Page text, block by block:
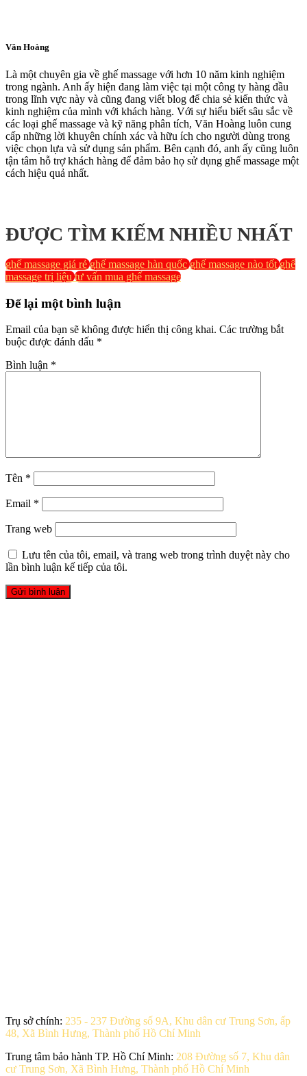
Văn Hoàng
Là một chuyên gia về ghế massage với hơn 10 năm kinh nghiệm
trong ngành. Anh ấy hiện đang làm việc tại một công ty hàng đầu
trong lĩnh vực này và cũng đang viết blog để chia sẻ kiến thức và
kinh nghiệm của mình với khách hàng. Với sự hiểu biết sâu sắc về
các loại ghế massage và kỹ năng phân tích, Văn Hoàng luôn cung
cấp những lời khuyên chính xác và hữu ích cho người dùng trong
việc chọn lựa và sử dụng sản phẩm. Bên cạnh đó, anh ấy cũng luôn
tận tâm hỗ trợ khách hàng để đảm bảo họ sử dụng ghế massage một
cách hiệu quả nhất.
ĐƯỢC TÌM KIẾM NHIỀU NHẤT
ghế massage giá rẻ ghế massage hàn quốc ghế massage nào tốt ghế
massage trị liệu tư vấn mua ghế massage
Để lại một bình luận
Email của bạn sẽ không được hiển thị công khai. Các trường bắt
buộc được đánh dấu *
Bình luận *
Tên *
Email *
Trang web
Lưu tên của tôi, email, và trang web trong trình duyệt này cho
lần bình luận kế tiếp của tôi.
Trụ sở chính: 235 - 237 Đường số 9A, Khu dân cư Trung Sơn, ấp
48, Xã Bình Hưng, Thành phố Hồ Chí Minh
Trung tâm bảo hành TP. Hồ Chí Minh: 208 Đường số 7, Khu dân
cư Trung Sơn, Xã Bình Hưng, Thành phố Hồ Chí Minh